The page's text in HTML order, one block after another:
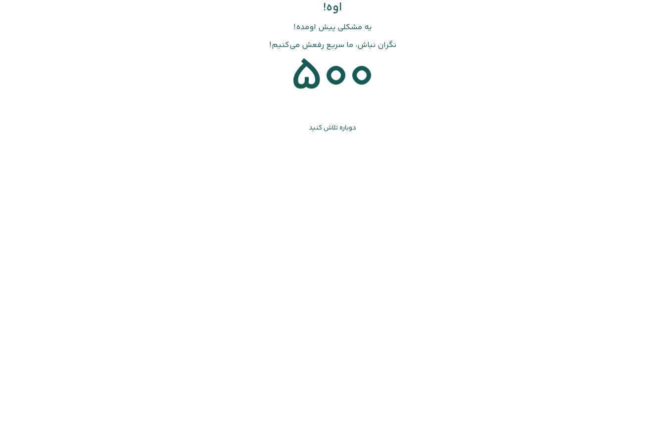
اوه!
یه مشکلی پیش اومده!
نگران نباش، ما سریع رفعش می‌کنیم!
500
دوباره تلاش کنید